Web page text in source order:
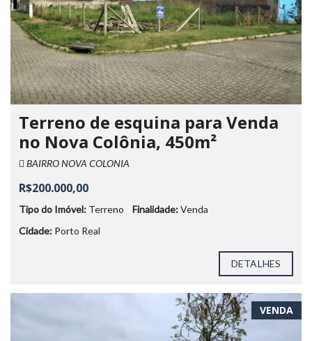
Terreno de esquina para Venda
no Nova Colônia, 450m²
BAIRRO NOVA COLONIA
R$200.000,00
Tipo do Imóvel: Terreno Finalidade:Venda
Cidade: Porto Real
DETALHES
VENDA